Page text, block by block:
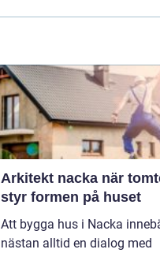
Arkitekt nacka när tomten
styr formen på huset
Att bygga hus i Nacka
nästan alltid en dialog med